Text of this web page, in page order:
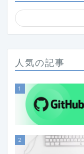
人気の記事
1
2